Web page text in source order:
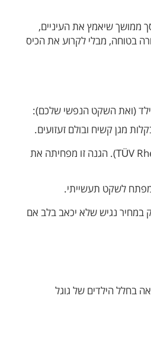
ממושך שיאמץ את העיניים,
בטוחה, מבלי לקרוע את הכיס
(ואת השקט הנפשי שלכם):
מגן קשיח ובולם זעזועים.
זהו אולי הפרמטר החשוב ביותר. חפשו מסכים המציעים טכנולוגיות לסינון אור כחול והסמכות בריאותיות בינלאומיות (כמו TÜV Rheinland). הגנה זו מפחיתה את
לשקט תעשייתי.
במחיר נגיש שלא יכאב בלב אם
בחלל הילדים של גוגל